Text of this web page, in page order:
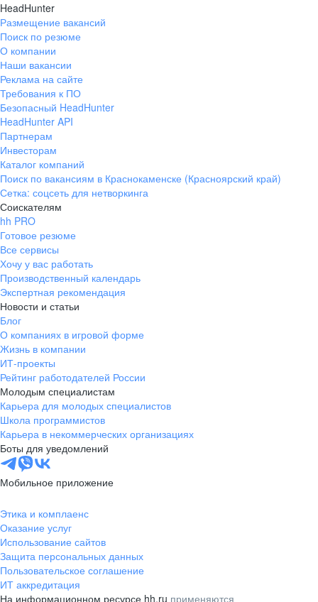
HeadHunter
Размещение вакансий
Поиск по резюме
О компании
Наши вакансии
Реклама на сайте
Требования к ПО
Безопасный HeadHunter
HeadHunter API
Партнерам
Инвесторам
Каталог компаний
Поиск по вакансиям в Краснокаменске (Красноярский край)
Сетка: соцсеть для нетворкинга
Соискателям
hh PRO
Готовое резюме
Все сервисы
Хочу у вас работать
Производственный календарь
Экспертная рекомендация
Новости и статьи
Блог
О компаниях в игровой форме
Жизнь в компании
ИТ-проекты
Рейтинг работодателей России
Молодым специалистам
Карьера для молодых специалистов
Школа программистов
Карьера в некоммерческих организациях
Боты для уведомлений
Мобильное приложение
Этика и комплаенс
Оказание услуг
Использование сайтов
Защита персональных данных
Пользовательское соглашение
ИТ аккредитация
На информационном ресурсе hh.ru применяются